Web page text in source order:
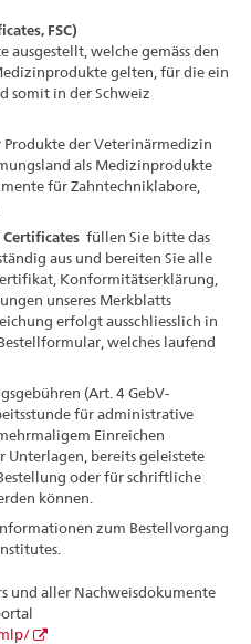
FSC)
ausgestellt, welche gemäss den
gelten, für die ein
somit in der Schweiz
Produkte der Veterinärmedizin
als Medizinprodukte
für Zahntechniklabore,
Certificates füllen Sie bitte das
aus und bereiten Sie alle
Konformitätserklärung,
unseres Merkblatts
erfolgt ausschliesslich in
welches laufend
(Art. 4 GebV-
für administrative
Einreichen
bereits geleistete
oder für schriftliche
können.
zum Bestellvorgang
und aller Nachweisdokumente